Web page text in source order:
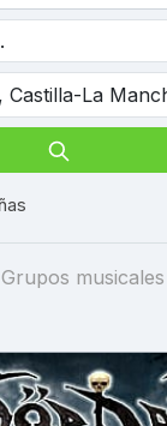
Grupos musicales